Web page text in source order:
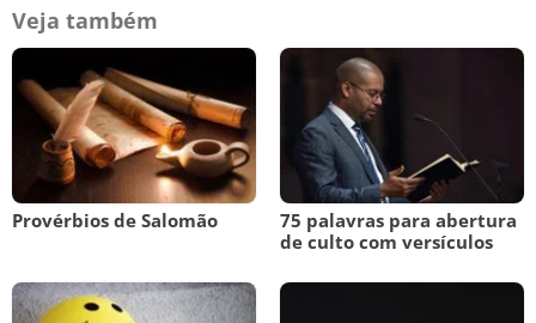
Veja também
Provérbios de Salomão
75 palavras para abertura
de culto com versículos